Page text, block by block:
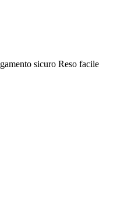
sicuro Reso facile